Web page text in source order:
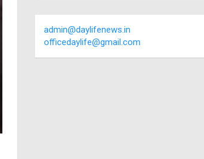
admin@daylifenews.in
officedaylife@gmail.com